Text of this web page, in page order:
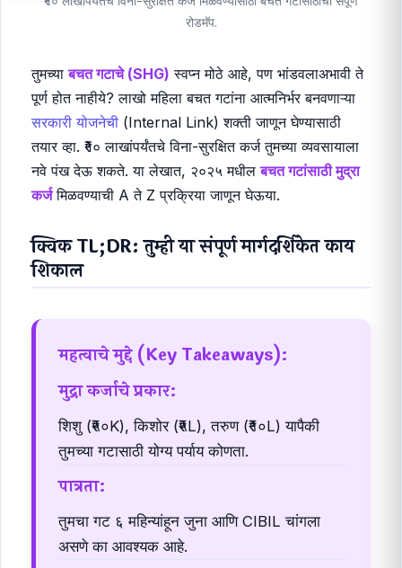
रोडमॅप.
तुमच्याबचत गटाचे (SHG) स्वप्न मोठे आहे, पण भांडवलाअभावी ते
पूर्ण होत नाहीये? लाखो महिला बचत गटांना आत्मनिर्भर बनवणाऱ्या
सरकारी योजनेची (Internal Link) शक्ती जाणून घेण्यासाठी
तयार व्हा. ₹१० लाखांपर्यंतचे विना-सुरक्षित कर्ज तुमच्या व्यवसायाला
नवे पंख देऊ शकते. या लेखात, २०२५ मधीलबचत गटांसाठी मुद्रा
कर्जमिळवण्याची A ते Z प्रक्रिया जाणून घेऊया.
क्विक TL;DR: तुम्ही या संपूर्ण मार्गदर्शिकेत काय
शिकाल
महत्वाचे मुद्दे (Key Takeaways):
मुद्रा कर्जाचे प्रकार:
शिशु (₹५०K), किशोर (₹५L), तरुण (₹१०L) यापैकी
तुमच्या गटासाठी योग्य पर्याय कोणता.
पात्रता:
तुमचा गट ६ महिन्यांहून जुना आणि CIBIL चांगला
असणे का आवश्यक आहे.